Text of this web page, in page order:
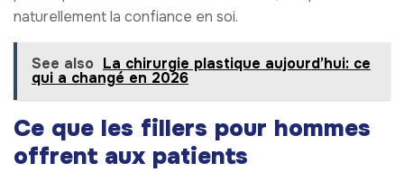
naturellement la confiance en soi.
See also La chirurgie plastique aujourd’hui: ce
qui a changé en 2026
Ce que les fillers pour hommes
offrent aux patients